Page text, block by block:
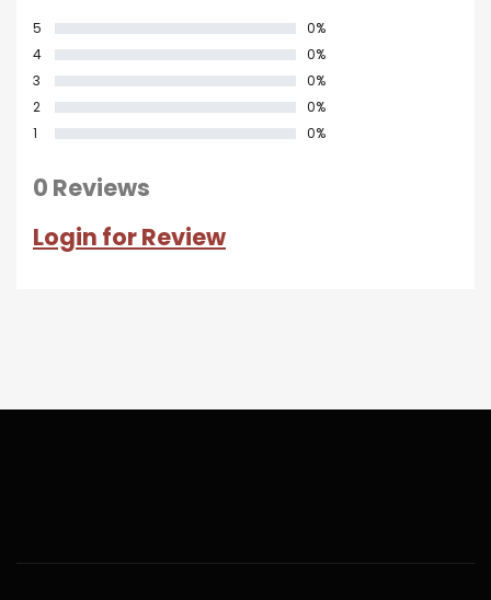
5
0%
4
0%
3
0%
2
0%
1
0%
0 Reviews
Login for Review